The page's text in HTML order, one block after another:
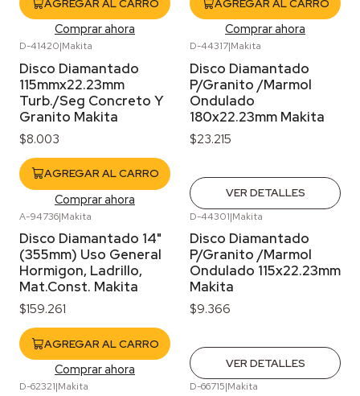
AGREGAR AL CARRO
Comprar ahora
AGREGAR AL CARRO
Comprar ahora
D-41420|Makita
Disco Diamantado
115mmx22.23mm
Turb./Seg Concreto Y
Granito Makita
$8.003
AGREGAR AL CARRO
Comprar ahora
D-44317|Makita
Disco Diamantado
P/Granito /Marmol
Ondulado
180x22.23mm Makita
$23.215
VER DETALLES
A-94736|Makita
Disco Diamantado 14"
(355mm) Uso General
Hormigon, Ladrillo,
Mat.Const. Makita
$159.261
AGREGAR AL CARRO
Comprar ahora
D-44301|Makita
Disco Diamantado
P/Granito /Marmol
Ondulado 115x22.23mm
Makita
$9.366
VER DETALLES
D-62321|Makita D-66715|Makita